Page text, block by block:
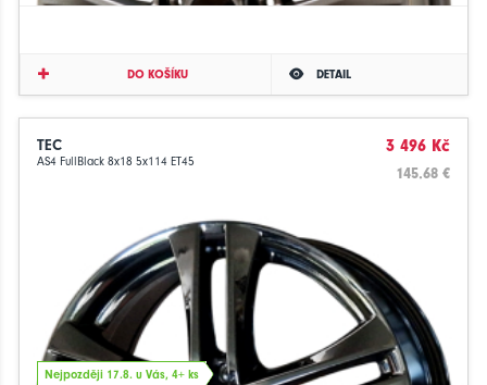
DO KOŠÍKU DETAIL
TEC
AS4 FullBlack 8x18 5x114 ET45
3 496 Kč
145.68 €
Nejpozději 17.8. u Vás, 4+ ks